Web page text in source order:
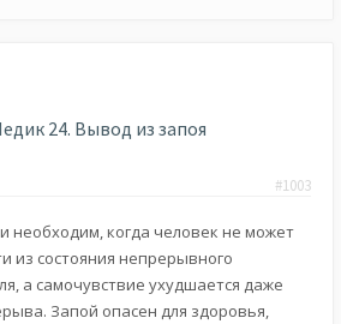
24. Вывод из запоя
#1003
необходим, когда человек не может
из состояния непрерывного
а самочувствие ухудшается даже
Запой опасен для здоровья,